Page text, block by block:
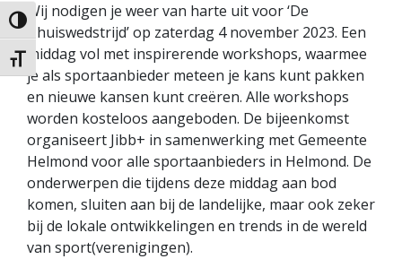
Keuze voor hoog contrast
Kies grootte van het lettertype
Wij nodigen je weer van harte uit voor ‘De
Thuiswedstrijd’ op zaterdag 4 november 2023. Een
middag vol met inspirerende workshops, waarmee
je als sportaanbieder meteen je kans kunt pakken
en nieuwe kansen kunt creëren. Alle workshops
worden kosteloos aangeboden. De bijeenkomst
organiseert Jibb+ in samenwerking met Gemeente
Helmond voor alle sportaanbieders in Helmond. De
onderwerpen die tijdens deze middag aan bod
komen, sluiten aan bij de landelijke, maar ook zeker
bij de lokale ontwikkelingen en trends in de wereld
van sport(verenigingen).